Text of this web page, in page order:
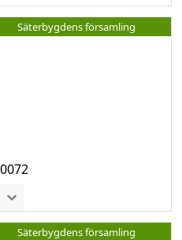
Säterbygdens församling
Säterbygdens församling